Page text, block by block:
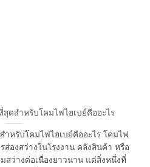
ดสำหรับโคมไฟไฮเบย์คืออะไร
หรับโคมไฟไฮเบย์คืออะไร โคมไฟ
ส่องสว่างในโรงงาน คลังสินค้า หรือ
สว่างต่อเนื่องยาวนาน แต่สิ่งหนึ่งที่